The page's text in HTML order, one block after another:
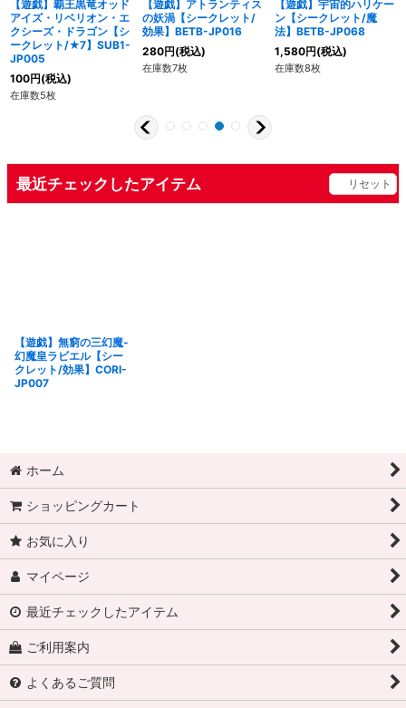
【遊戯】覇王黒竜オッド
アイズ・リベリオン・エ
クシーズ・ドラゴン【シ
ークレット/★7】SUB1-
JP005
100円(税込)
在庫数5枚
【遊戯】アトランティス
の妖渦【シークレット/
効果】BETB-JP016
280円(税込)
在庫数7枚
【遊戯】宇宙的ハリケー
ン【シークレット/魔
法】BETB-JP068
1,580円(税込)
在庫数8枚
最近チェックしたアイテム リセット
【遊戯】無窮の三幻魔-
幻魔皇ラビエル【シー
クレット/効果】CORI-
JP007
ホーム
ショッピングカート
お気に入り
マイページ
最近チェックしたアイテム
ご利用案内
よくあるご質問